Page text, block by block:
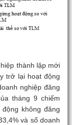
thành lập mới
trở lại hoạt động
nghiệp đăng
tháng 9 chiếm
không đăng
và số doanh